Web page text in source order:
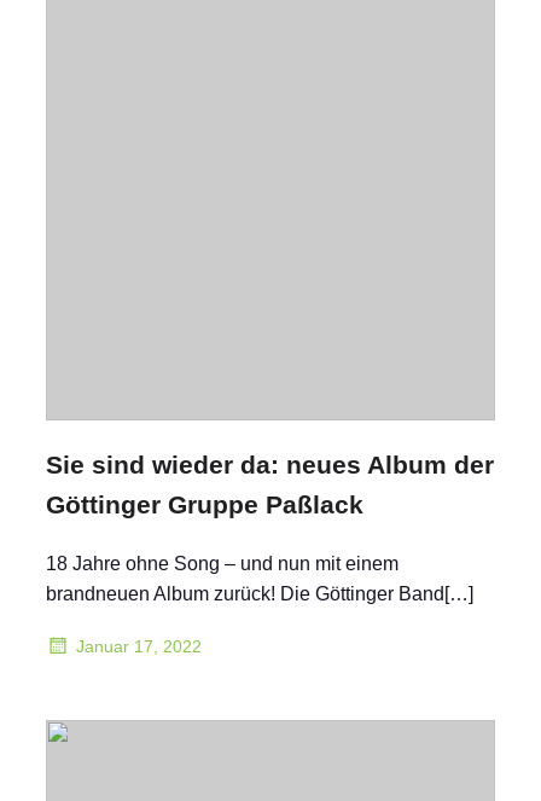
Sie sind wieder da: neues Album der
Göttinger Gruppe Paßlack
18 Jahre ohne Song – und nun mit einem
brandneuen Album zurück! Die Göttinger Band[…]
Januar 17, 2022